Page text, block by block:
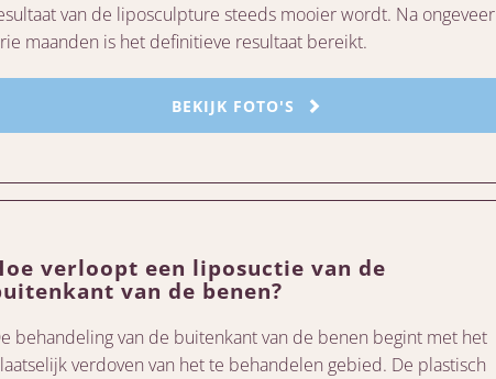
van de liposculpture steeds mooier wordt. Na ongeveer
maanden is het definitieve resultaat bereikt.
BEKIJK FOTO'S
verloopt een liposuctie van de
van de benen?
behandeling van de buitenkant van de benen begint met het
verdoven van het te behandelen gebied. De plastisch